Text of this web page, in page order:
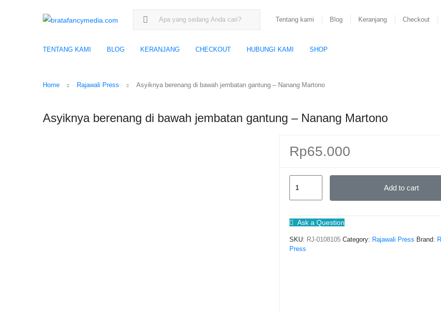
Search for:
Tentang kami Blog Keranjang Checkout
TENTANG KAMI BLOG KERANJANG CHECKOUT HUBUNGI KAMI SHOP
Home Rajawali Press Asyiknya berenang di bawah jembatan gantung – Nanang Martono
Asyiknya berenang di bawah jembatan gantung – Nanang Martono
Rp65.000
bawah
gantung
Add to cart
Ask a Question
SKU: RJ-0108105 Category: Rajawali Press Brand:
Press